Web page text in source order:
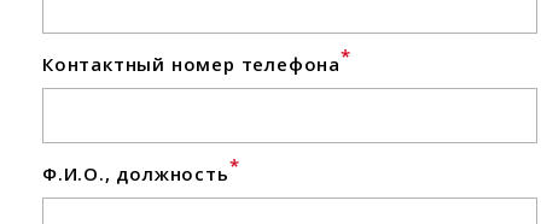
Контактный номер телефона*
Ф.И.О., должность*